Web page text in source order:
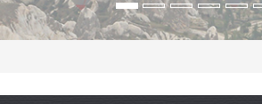
und des Flusses“